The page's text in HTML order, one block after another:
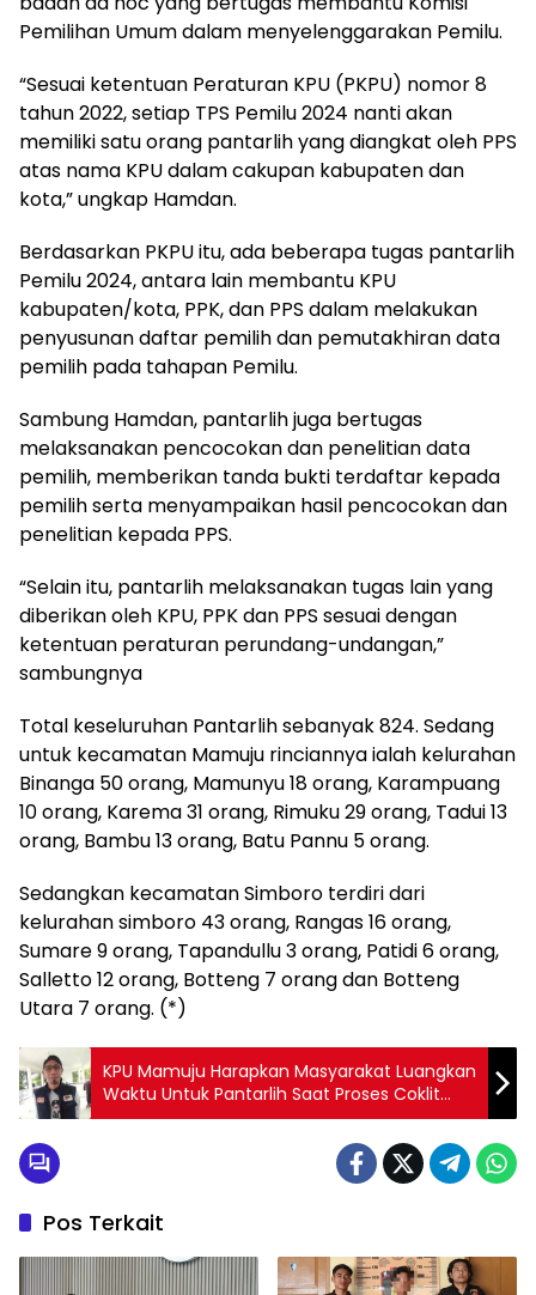
Pemilihan Umum dalam menyelenggarakan Pemilu.
“Sesuai ketentuan Peraturan KPU (PKPU) nomor 8
tahun 2022, setiap TPS Pemilu 2024 nanti akan
memiliki satu orang pantarlih yang diangkat oleh PPS
atas nama KPU dalam cakupan kabupaten dan
kota,” ungkap Hamdan.
Berdasarkan PKPU itu, ada beberapa tugas pantarlih
Pemilu 2024, antara lain membantu KPU
kabupaten/kota, PPK, dan PPS dalam melakukan
penyusunan daftar pemilih dan pemutakhiran data
pemilih pada tahapan Pemilu.
Sambung Hamdan, pantarlih juga bertugas
melaksanakan pencocokan dan penelitian data
pemilih, memberikan tanda bukti terdaftar kepada
pemilih serta menyampaikan hasil pencocokan dan
penelitian kepada PPS.
“Selain itu, pantarlih melaksanakan tugas lain yang
diberikan oleh KPU, PPK dan PPS sesuai dengan
ketentuan peraturan perundang-undangan,”
sambungnya
Total keseluruhan Pantarlih sebanyak 824. Sedang
untuk kecamatan Mamuju rinciannya ialah kelurahan
Binanga 50 orang, Mamunyu 18 orang, Karampuang
10 orang, Karema 31 orang, Rimuku 29 orang, Tadui 13
orang, Bambu 13 orang, Batu Pannu 5 orang.
Sedangkan kecamatan Simboro terdiri dari
kelurahan simboro 43 orang, Rangas 16 orang,
Sumare 9 orang, Tapandullu 3 orang, Patidi 6 orang,
Salletto 12 orang, Botteng 7 orang dan Botteng
Utara 7 orang. (*)
KPU Mamuju Harapkan Masyarakat Luangkan
Waktu Untuk Pantarlih Saat Proses Coklit
Pemilih
Pos Terkait